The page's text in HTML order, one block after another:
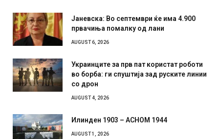
Јаневска: Во септември ќе има 4.900
првачиња помалку од лани
AUGUST 6, 2026
Украинците за прв пат користат роботи
во борба: ги спуштија зад руските линии
со дрон
AUGUST 4, 2026
Илинден 1903 – АСНОМ 1944
AUGUST 1, 2026